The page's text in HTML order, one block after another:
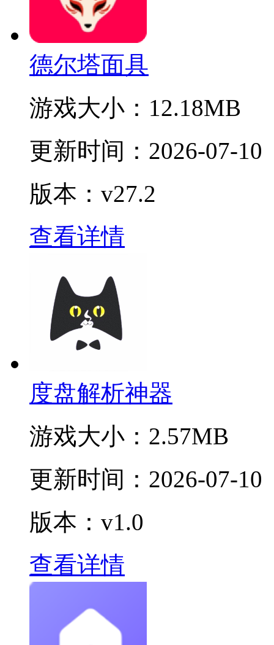
德尔塔面具
游戏大小： 12.18MB
更新时间： 2026-07-10
版本：v27.2
查看详情
度盘解析神器
游戏大小： 2.57MB
更新时间： 2026-07-10
版本：v1.0
查看详情